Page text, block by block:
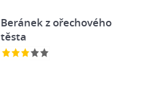
Beránek z ořechového
těsta